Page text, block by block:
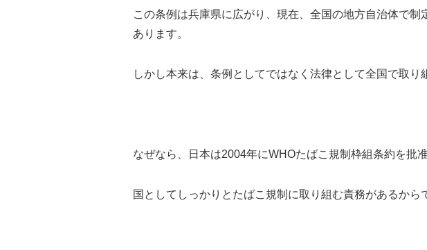
この条例は兵庫県に広がり、現在、全国の地方自治体で
あります。
しかし本来は、条例としてではなく法律として全国で取り
なぜなら、日本は2004年にWHOたばこ規制枠組条約を批准
国としてしっかりとたばこ規制に取り組む責務があるから